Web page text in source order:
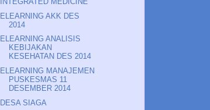
ELEARNING AKK DES
2014
ELEARNING ANALISIS
KEBIJAKAN
KESEHATAN DES 2014
ELEARNING MANAJEMEN
PUSKESMAS 11
DESEMBER 2014
DESA SIAGA